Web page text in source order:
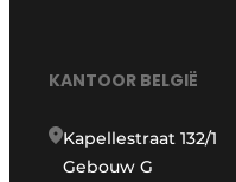
KANTOOR BELGIË
Kapellestraat 132/1
Gebouw G